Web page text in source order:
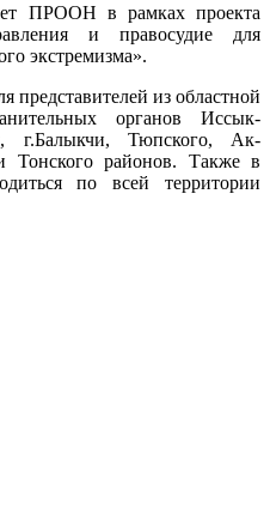
ПРООН в рамках проекта
и правосудие для
экстремизма».
представителей из областной
органов Иссык-
г.Балыкчи, Тюпского, Ак-
Тонского районов. Также в
по всей территории